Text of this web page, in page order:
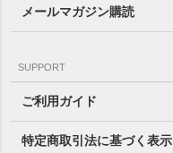
メールマガジン購読
SUPPORT
ご利用ガイド
特定商取引法に基づく表示